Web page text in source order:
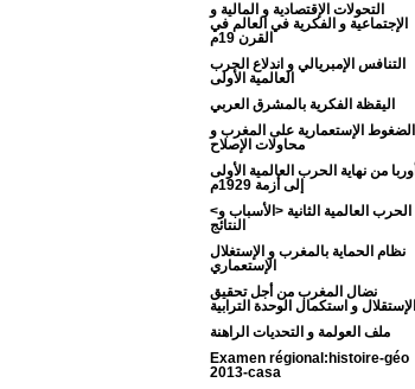
التحولات الإقتصادية و المالية و
الإجتماعية و الفكرية في العالم في
القرن 19م
التنافس الإمبريالي و اندلاع الحرب
العالمية الأولى
اليقظة الفكرية بالمشرق العربي
الضغوط الإستعمارية على المغرب و
محاولات الإصلاح
أوربا من نهاية الحرب العالمية الأولى
إلى أزمة 1929م
<الحرب العالمية الثانية <الأسباب و
النتائج
نظام الحماية بالمغرب و الإستغلال
الإستعماري
نضال المغرب من أجل تحقيق
الإستقلال و استكمال الوحدة الترابية
ملف العولمة و التحديات الراهنة
Examen régional:histoire-géo
2013-casa